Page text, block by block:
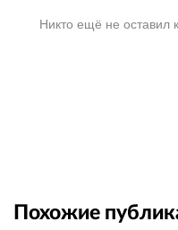
Никто ещё не оставил
Похожие